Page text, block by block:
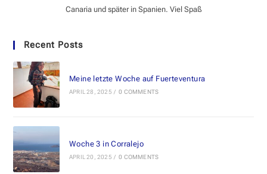
Canaria und später in Spanien. Viel Spaß
Recent Posts
Meine letzte Woche auf Fuerteventura
APRIL 28, 2025 / 0 COMMENTS
Woche 3 in Corralejo
APRIL 20, 2025 / 0 COMMENTS